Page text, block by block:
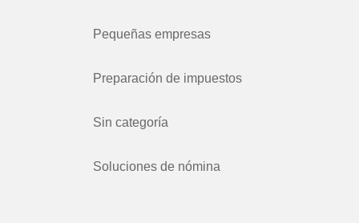
Pequeñas empresas
Preparación de impuestos
Sin categoría
Soluciones de nómina